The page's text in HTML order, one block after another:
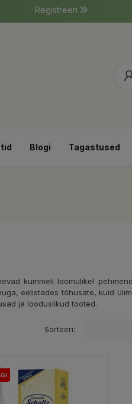
Registreeri
Blogi Tagastused
kummeli loomulikel
eelistades tõhusate, kuid
ja looduslikud tooted.
Sorteeri: